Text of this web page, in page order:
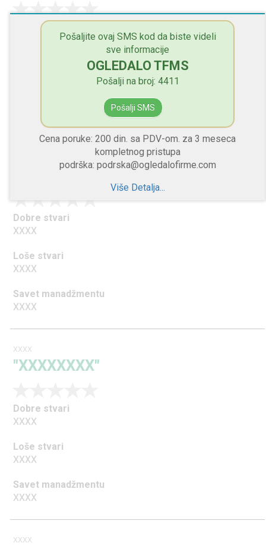
Pošaljite ovaj SMS kod da biste videli
sve informacije
OGLEDALO TFMS
Pošalji na broj: 4411
Pošalji SMS
Cena poruke: 200 din. sa PDV-om. za 3 meseca
kompletnog pristupa
podrška: podrska@ogledalofirme.com
Više Detalja...
Dobre stvari
Savet manadžmentu
"XXXXXXXX"
Dobre stvari
XXXX
Loše stvari
XXXX
Savet manadžmentu
XXXX
XXXX
"XXXXXXXX"
Dobre stvari
XXXX
Loše stvari
XXXX
Savet manadžmentu
XXXX
XXXX